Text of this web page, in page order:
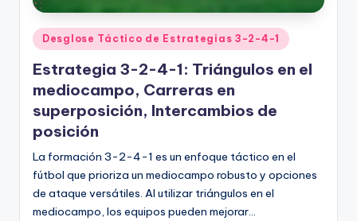
Posted
in
Desglose Táctico de Estrategias 3-2-4-1
Estrategia 3-2-4-1: Triángulos en el
mediocampo, Carreras en
superposición, Intercambios de
posición
La formación 3-2-4-1 es un enfoque táctico en el
fútbol que prioriza un mediocampo robusto y opciones
de ataque versátiles. Al utilizar triángulos en el
mediocampo, los equipos pueden mejorar…